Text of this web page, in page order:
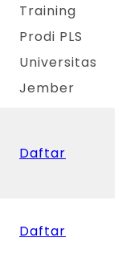
Training
Prodi PLS
Universitas
Jember
Daftar
Daftar